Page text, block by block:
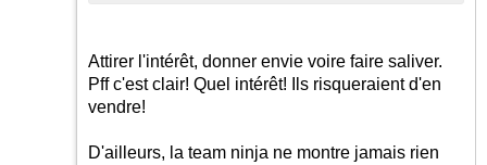
Attirer l'intérêt, donner envie voire faire saliver.
Pff c'est clair! Quel intérêt! Ils risqueraient d'en
vendre!
D'ailleurs, la team ninja ne montre jamais rien